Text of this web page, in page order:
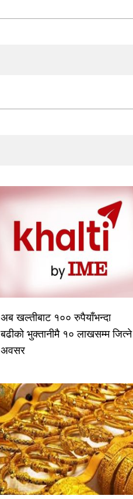
अब खल्तीबाट १०० रुपैयाँभन्दा
बढीको भुक्तानीमै १० लाखसम्म जित्ने
अवसर